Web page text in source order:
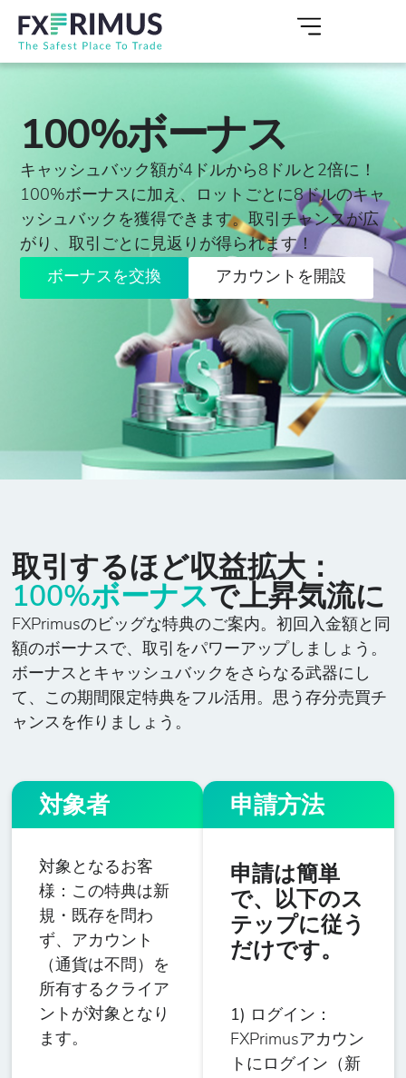
100%ボーナス
キャッシュバック額が4ドルから8ドルと2倍に！
100%ボーナスに加え、ロットごとに8ドルのキャ
ッシュバックを獲得できます。取引チャンスが広
がり、取引ごとに見返りが得られます！
ボーナスを交換
アカウントを開設
取引するほど収益拡大：
100%ボーナスで上昇気流に
FXPrimusのビッグな特典のご案内。初回入金額と同
額のボーナスで、取引をパワーアップしましょう。
ボーナスとキャッシュバックをさらなる武器にし
て、この期間限定特典をフル活用。思う存分売買チ
ャンスを作りましょう。
対象者
対象となるお客
様： この特典は新
規・既存を問わ
ず、アカウント
（通貨は不問）を
所有するクライア
ントが対象となり
ます。
申請方法
申請は簡単
で、以下のス
テップに従う
だけです。
1) ログイン：
FXPrimusアカウン
トにログイン（新